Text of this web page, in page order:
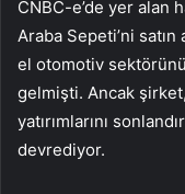
CNBC-e’de yer alan
Araba Sepeti’ni
el otomotiv
gelmişti. Ancak
yatırımlarını
devrediyor.